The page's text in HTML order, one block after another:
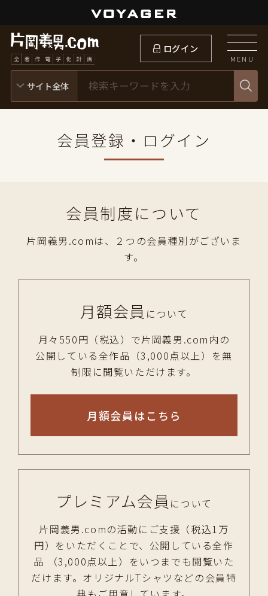
ログイン
MENU
会員登録・ログイン
会員制度について
片岡義男.comは、２つの会員種別がございま
す。
月額会員 について
月々550円（税込）で片岡義男.com内の
公開している全作品（3,000点以上）を無
制限に閲覧いただけます。
月額会員はこちら
プレミアム会員 について
片岡義男.comの活動にご支援（税込1万
円）をいただくことで、公開している全作
品 （3,000点以上）をいつまでも閲覧いた
だけます。オリジナルTシャツなどの会員特